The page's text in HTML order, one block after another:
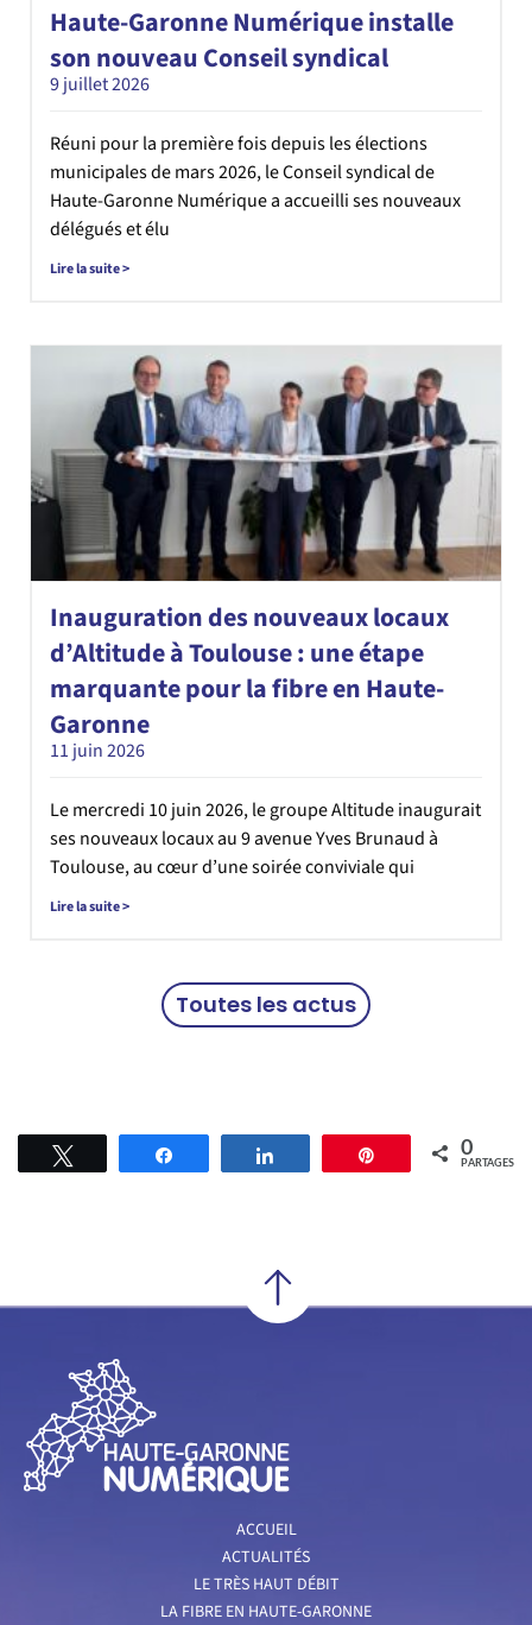
Haute-Garonne Numérique installe
son nouveau Conseil syndical
9 juillet 2026
Réuni pour la première fois depuis les élections
municipales de mars 2026, le Conseil syndical de
Haute-Garonne Numérique a accueilli ses nouveaux
délégués et élu
Lire la suite >
Inauguration des nouveaux locaux
d’Altitude à Toulouse : une étape
marquante pour la fibre en Haute-
Garonne
11 juin 2026
Le mercredi 10 juin 2026, le groupe Altitude inaugurait
ses nouveaux locaux au 9 avenue Yves Brunaud à
Toulouse, au cœur d’une soirée conviviale qui
Lire la suite >
Toutes les actus
Épingle 0
PARTAGES
ACCUEIL
ACTUALITÉS
LE TRÈS HAUT DÉBIT
LA FIBRE EN HAUTE-GARONNE